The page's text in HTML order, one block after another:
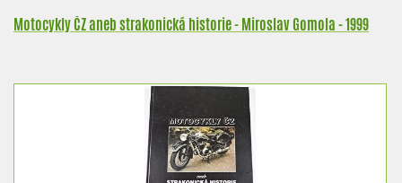
Motocykly ČZ aneb strakonická historie - Miroslav Gomola - 1999